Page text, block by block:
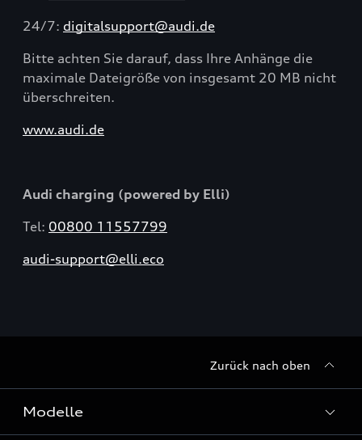
24/7: digitalsupport@audi.de
Bitte achten Sie darauf, dass Ihre Anhänge die
maximale Dateigröße von insgesamt 20 MB nicht
überschreiten.
www.audi.de
Audi charging (powered by Elli)
Tel: 00800 11557799
audi-support@elli.eco
Zurück nach oben
Modelle